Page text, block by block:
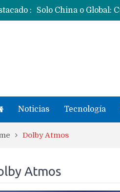
:
Noticias Tecnología
Dolby Atmos
Atmos